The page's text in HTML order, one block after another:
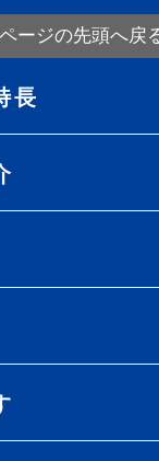
ページの先頭へ戻
長